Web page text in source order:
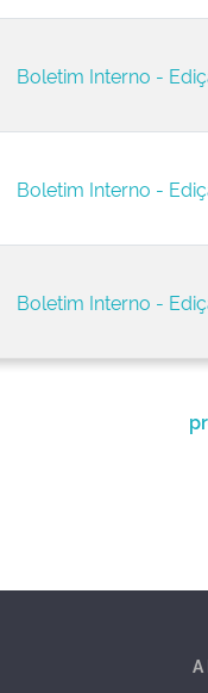
Boletim Interno -
Boletim Interno -
Boletim Interno -
A